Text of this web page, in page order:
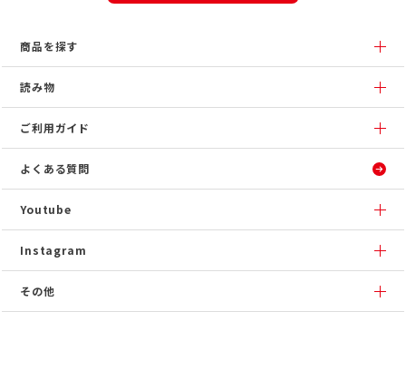
商品を探す
読み物
ご利用ガイド
よくある質問
Youtube
Instagram
その他